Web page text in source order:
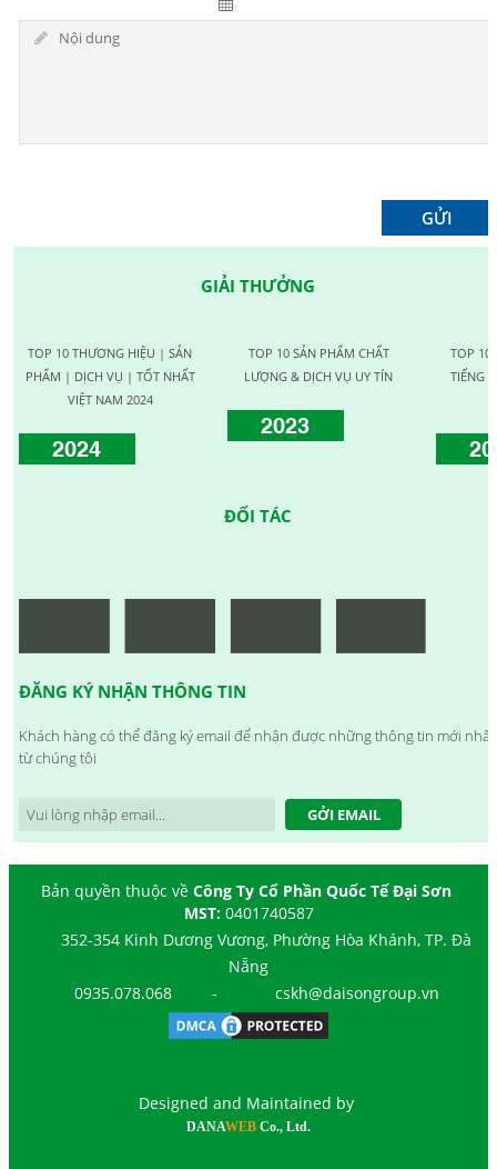
GIẢI THƯỞNG
TOP 10 THƯƠNG HIỆU | SẢN
PHẨM | DỊCH VỤ | TỐT NHẤT
VIỆT NAM 2024
2024
TOP 10 SẢN PHẨM CHẤT
LƯỢNG & DỊCH VỤ UY TÍN
2023
TOP 10
TIẾNG
ĐỐI TÁC
ĐĂNG KÝ NHẬN THÔNG TIN
Khách hàng có thể đăng ký email để nhận được những thông tin mới nhất
từ chúng tôi
GỞI EMAIL
Bản quyền thuộc về Công Ty Cổ Phần Quốc Tế Đại Sơn
MST: 0401740587
352-354 Kinh Dương Vương, Phường Hòa Khánh, TP. Đà
Nẵng
0935.078.068
- cskh@daisongroup.vn
Designed and Maintained by
DANAWEB Co., Ltd.